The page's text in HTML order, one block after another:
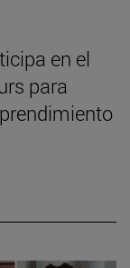
en el
para